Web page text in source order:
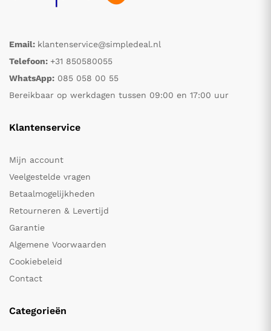
Email: klantenservice@simpledeal.nl
Telefoon: +31 850580055
WhatsApp: 085 058 00 55
Bereikbaar op werkdagen tussen 09:00 en 17:00 uur
Klantenservice
Mijn account
Veelgestelde vragen
Betaalmogelijkheden
Retourneren & Levertijd
Garantie
Algemene Voorwaarden
Cookiebeleid
Contact
Categorieën